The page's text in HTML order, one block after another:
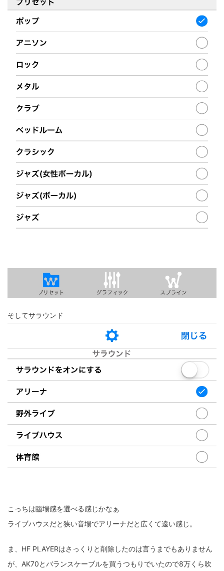
そしてサラウンド
こっちは臨場感を選べる感じかなぁ
ライブハウスだと狭い音場でアリーナだと広くて遠い感じ。
ま、HF PLAYERはさっくりと削除したのは言うまでもありません
が、AK70とバランスケーブルを買うつもりでいたので8万くら吹